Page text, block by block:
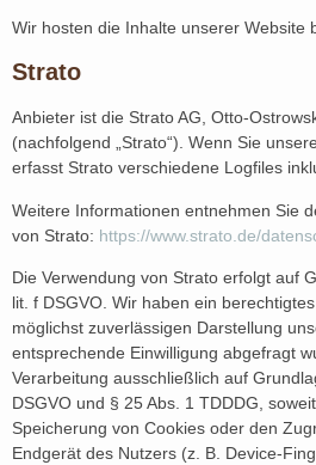
Wir hosten die Inhalte unserer Website
Strato
Anbieter ist die Strato AG, Otto-
(nachfolgend „Strato“). Wenn Sie
erfasst Strato verschiedene Logfiles
Weitere Informationen entnehmen Sie
von Strato: https://www.strato.de/
Die Verwendung von Strato erfolgt auf
lit. f DSGVO. Wir haben ein
möglichst zuverlässigen Darstellung
entsprechende Einwilligung abgefragt
Verarbeitung ausschließlich auf
DSGVO und § 25 Abs. 1 TDDDG,
Speicherung von Cookies oder den
Endgerät des Nutzers (z. B. Device-